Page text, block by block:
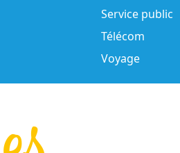
Service public
Télécom
Voyage